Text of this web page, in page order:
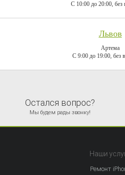
C 10:00 до 20:00,
Львов
Артема
C 9:00 до 19:00, без
Остался вопрос?
Мы будем рады звонку!
Наши
Ремонт